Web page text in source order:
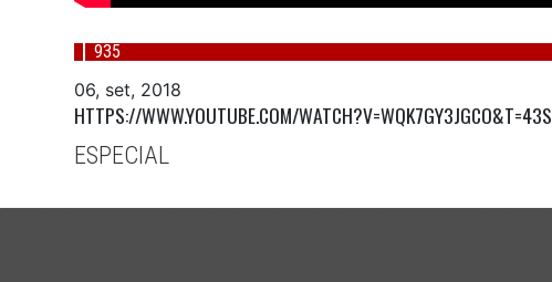
935
06, set, 2018
HTTPS://WWW.YOUTUBE.COM/WATCH?V=WQK7GY3JGCO&T=43S
ESPECIAL